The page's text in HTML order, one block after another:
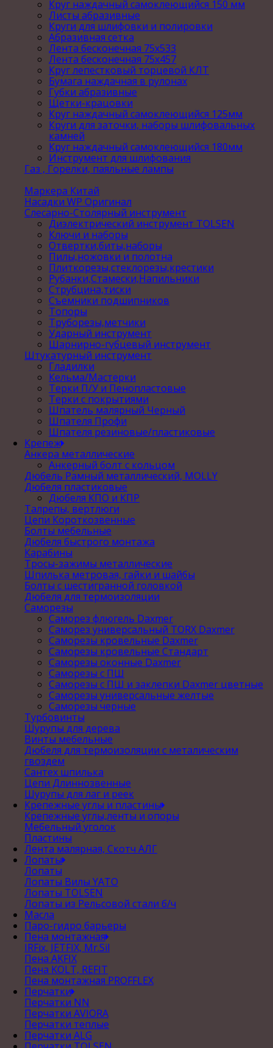
Круг наждачный самоклеющийся 150 мм
Листы абразивные
Круги для шлифовки и полировки
Абразивная сетка
Лента бесконечная 75х533
Лента бесконечная 75х457
Круг лепестковый торцевой КЛТ
Бумага наждачная в рулонах
Губки абразивные
Щетки-крацовки
Круг наждачный самоклеющийся 125мм
Круги для заточки, наборы шлифовальных
камней
Круг наждачный самоклеющийся 180мм
Инструмент для шлифования
Газ , Горелки, паяльные лампы
Маркера Китай
Насадки WP Оригинал
Слесарно-Столярный инструмент
Диэлектрический инструмент TOLSEN
Ключи и наборы
Отвертки,биты,наборы
Пилы,ножовки и полотна
Плиткорезы,стеклорезы,крестики
Рубанки,Стамески,Напильники
Струбцина,тиски
Съемники подшипников
Топоры
Труборезы,метчики
Ударный инструмент
Шарнирно-губцевый инструмент
Штукатурный инструмент
Гладилки
Кельма/Мастерки
Терки П/У и Пенопластовые
Терки с покрытиями
Шпатель малярный Черный
Шпателя Профи
Шпателя резиновые/пластиковые
Крепеж
Анкера металлические
Анкерный болт с кольцом
Дюбель Рамный металлический, MOLLY
Дюбеля пластиковые
Дюбеля КПО и КПР
Талрепы, вертлюги
Цепи Короткозвенные
Болты мебельные
Дюбеля быстрого монтажа
Карабины
Тросы-зажимы металлические
Шпилька метровая, гайки и шайбы
Болты с шестигранной головкой
Дюбеля для термоизоляции
Саморезы
Саморез флюгель Daxmer
Саморез универсальный TORX Daxmer
Саморезы кровельные Daxmer
Саморезы кровельные Стандарт
Саморезы оконные Daxmer
Саморезы с ПШ
Саморезы с ПШ и заклепки Daxmer цветные
Саморезы универсальные желтые
Саморезы черные
Турбовинты
Шурупы для дерева
Винты мебельные
Дюбеля для термоизоляции с металическим
гвоздем
Сантех шпилька
Цепи Длиннозвенные
Шурупы для лаг и реек
Крепежные углы и пластины
Крепежные углы,ленты и опоры
Мебельный уголок
Пластины
Лента малярная, Скотч АЛГ
Лопаты
Лопаты
Лопаты Вилы YATO
Лопаты TOLSEN
Лопаты из Рельсовой стали б/ч
Масла
Паро-гидро барьеры
Пена монтажная
IRFix, JETFIX, Mr.Sil
Пена AKFIX
Пена KOLT, REFIT
Пена монтажная PROFFLEX
Перчатки
Перчатки NN
Перчатки AVIORA
Перчатки теплые
Перчатки ALG